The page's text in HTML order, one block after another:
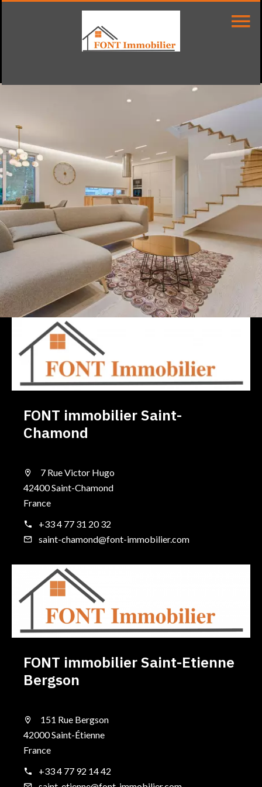
FONT immobilier Saint-
Chamond
7 Rue Victor Hugo
42400 Saint-Chamond
France
+33 4 77 31 20 32
saint-chamond@font-immobilier.com
FONT immobilier Saint-Etienne
Bergson
151 Rue Bergson
42000 Saint-Étienne
France
+33 4 77 92 14 42